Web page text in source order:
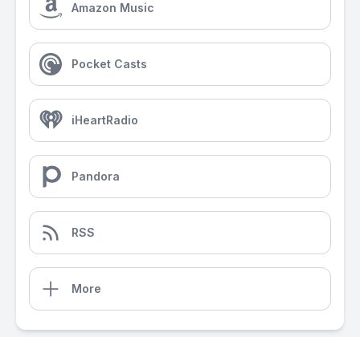
Amazon Music
Pocket Casts
iHeartRadio
Pandora
RSS
More